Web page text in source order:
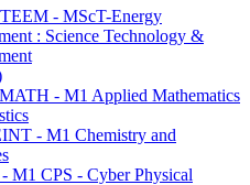
- MScT-Energy
: Science Technology &
- M1 Applied Mathematics
- M1 Chemistry and
M1 CPS - Cyber Physical